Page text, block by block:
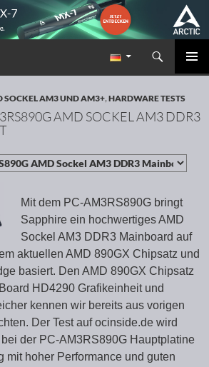
PC Hardware Portal
SOCKEL AM3 UND AM3+,HARDWARE TESTS
AMD SOCKEL AM3 DDR3
Mit dem PC-AM3RS890G bringt
Sapphire ein hochwertiges AMD
Sockel AM3 DDR3 Mainboard auf
aktuellen AMD 890GX Chipsatz und
basiert. Den AMD 890GX Chipsatz
HD4290 Grafikeinheit und
kennen wir bereits aus vorigen
Der Test auf ocinside.de wird
der PC-AM3RS890G Hauptplatine
mit hoher Performance und guten